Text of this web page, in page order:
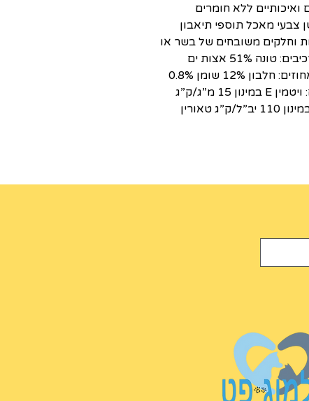
רכיבים טבעיים ואיכותיים ללא חומרים
צבעי מאכל תוספי תיאבון
וחלקים משובחים של בשר או
דגים מאודים בעבודת יד. תכולה: 85 גרם רכיבים: טונה 51% אצות ים
0.02% מייצבים צמחיים תכולה תזונתית באחוזים: חלבון 12% שומן 0.8%
תאית 0.5% רטיבות 85% אפר 1% ויטמינים: ויטמין E במינון 15 מ”ג/ק”ג
ויטמין A במינון 1325 יב”ל/ק”ג ויטמין D3 במינון 110 יב”ל/ק”ג טאורין